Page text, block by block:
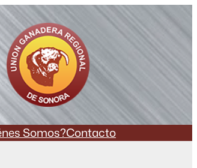
Somos?Contacto